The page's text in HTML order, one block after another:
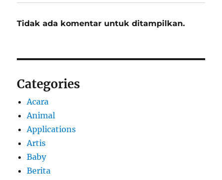
Tidak ada komentar untuk ditampilkan.
Categories
Acara
Animal
Applications
Artis
Baby
Berita